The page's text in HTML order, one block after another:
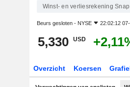
Winst- en verliesrekening
Beurs gesloten - NYSE 22:02:12
5,330 USD
Overzicht Koersen